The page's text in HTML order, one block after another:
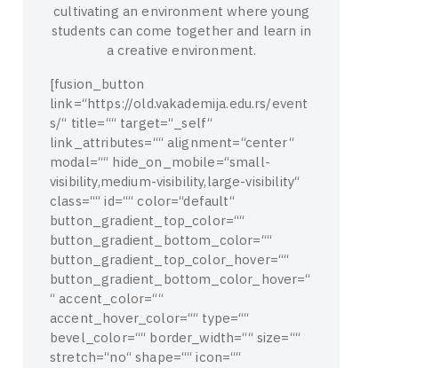
cultivating an environment where young
students can come together and learn in
a creative environment.
[fusion button
link=“https://old.vakademija.edu.rs/event
s/“ title=““ target=“ _self“
link attributes=““ alignment=“center“
modal=““ hide _on mobile=“small-
visibility,medium-visibility,large-visibility“
class=““ id=““ color=“default“
button _gradient top_color=““
button _gradient bottom color=““
button _gradient top_color_ hover=““
button _gradient bottom color_ hover=“
“ accent _color=““
accent hover_color=““ type=““
bevel_ color=““ border_width=““ size=““
stretch=“no“ shape=““ icon=““